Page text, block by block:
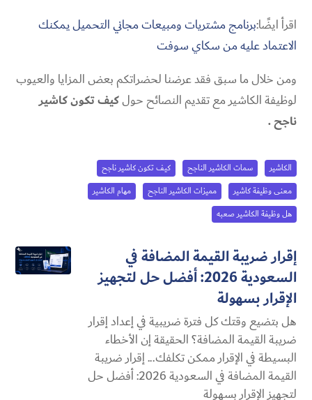
اقرأ ايضًا:برنامج مشتريات ومبيعات مجاني التحميل يمكنك
الاعتماد عليه من سكاي سوفت
ومن خلال ما سبق فقد عرضنا لحضراتكم بعض المزايا والعيوب
لوظيفة الكاشير مع تقديم النصائح حولكيف تكون كاشير
ناجح .
الكاشير سمات الكاشير الناجح
كيف تكون كاشير ناجح
معنى وظيفة كاشير
مميزات الكاشير الناجح
مهام الكاشير
هل وظيفة الكاشير صعبه
إقرار ضريبة القيمة المضافة في
السعودية 2026: أفضل حل لتجهيز
الإقرار بسهولة
هل بتضيع وقتك كل فترة ضريبية في إعداد إقرار
ضريبة القيمة المضافة؟ الحقيقة إن الأخطاء
البسيطة في الإقرار ممكن تكلفك... إقرار ضريبة
القيمة المضافة في السعودية 2026: أفضل حل
لتجهيز الإقرار بسهولة